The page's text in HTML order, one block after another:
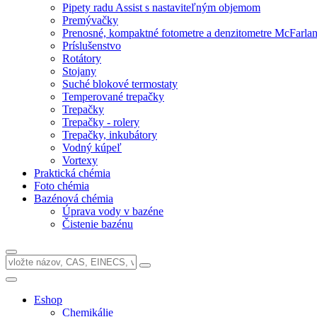
Pipety radu Assist s nastaviteľným objemom
Premývačky
Prenosné, kompaktné fotometre a denzitometre
Príslušenstvo
Rotátory
Stojany
Suché blokové termostaty
Temperované trepačky
Trepačky
Trepačky - rolery
Trepačky, inkubátory
Vodný kúpeľ
Vortexy
Praktická chémia
Foto chémia
Bazénová chémia
Úprava vody v bazéne
Čistenie bazénu
Eshop
Chemikálie